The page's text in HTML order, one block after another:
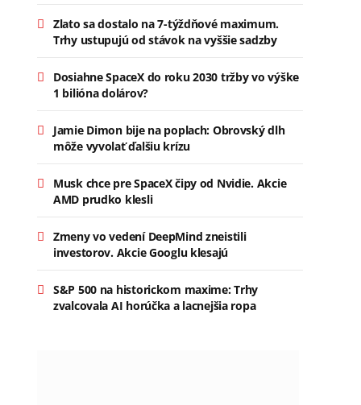
Zlato sa dostalo na 7-týždňové maximum.
Trhy ustupujú od stávok na vyššie sadzby
Dosiahne SpaceX do roku 2030 tržby vo výške
1 bilióna dolárov?
Jamie Dimon bije na poplach: Obrovský dlh
môže vyvolať ďalšiu krízu
Musk chce pre SpaceX čipy od Nvidie. Akcie
AMD prudko klesli
Zmeny vo vedení DeepMind zneistili
investorov. Akcie Googlu klesajú
S&P 500 na historickom maxime: Trhy
zvalcovala AI horúčka a lacnejšia ropa